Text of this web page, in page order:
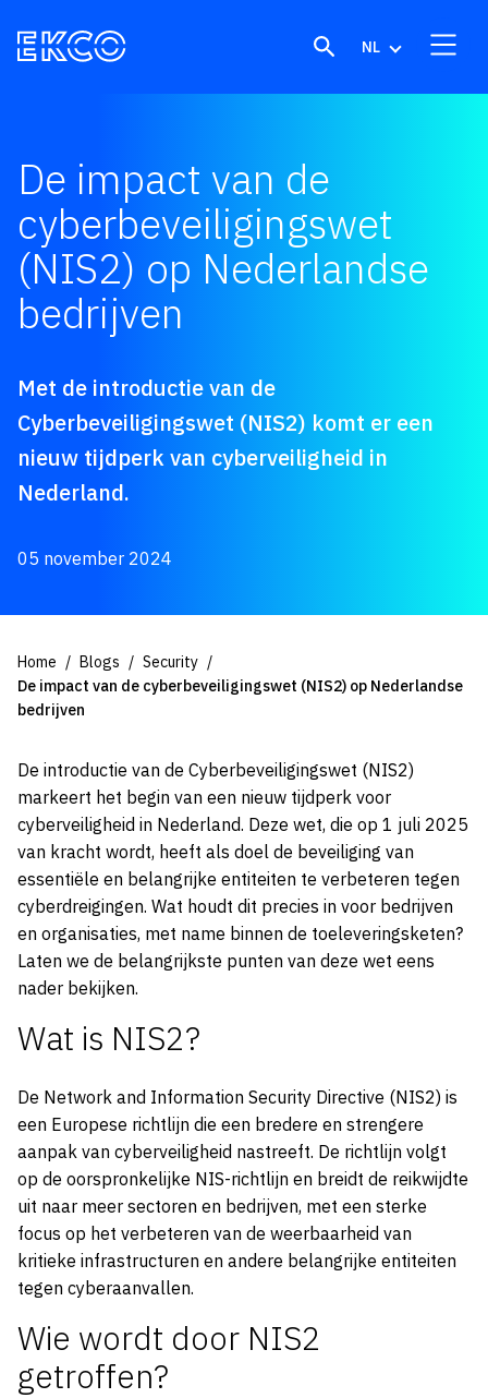
NL
De impact van de
cyberbeveiligingswet
(NIS2) op Nederlandse
bedrijven
Met de introductie van de
Cyberbeveiligingswet (NIS2) komt er een
nieuw tijdperk van cyberveiligheid in
Nederland.
05 november 2024
Home Blogs
Security
De impact van de cyberbeveiligingswet (NIS2) op Nederlandse
bedrijven
De introductie van de Cyberbeveiligingswet (NIS2)
markeert het begin van een nieuw tijdperk voor
cyberveiligheid in Nederland. Deze wet, die op 1 juli 2025
van kracht wordt, heeft als doel de beveiliging van
essentiële en belangrijke entiteiten te verbeteren tegen
cyberdreigingen. Wat houdt dit precies in voor bedrijven
en organisaties, met name binnen de toeleveringsketen?
Laten we de belangrijkste punten van deze wet eens
nader bekijken.
Wat is NIS2?
De Network and Information Security Directive (NIS2) is
een Europese richtlijn die een bredere en strengere
aanpak van cyberveiligheid nastreeft. De richtlijn volgt
op de oorspronkelijke NIS-richtlijn en breidt de reikwijdte
uit naar meer sectoren en bedrijven, met een sterke
focus op het verbeteren van de weerbaarheid van
kritieke infrastructuren en andere belangrijke entiteiten
tegen cyberaanvallen.
Wie wordt door NIS2
getroffen?